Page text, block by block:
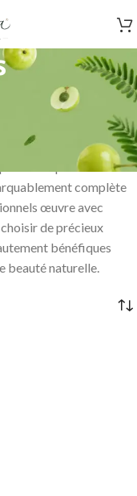
catégorie des
qualité irréprochable,
100% pure, brute et
unique de ces
complète
œuvre avec
de précieux
bénéfiques
beauté naturelle.